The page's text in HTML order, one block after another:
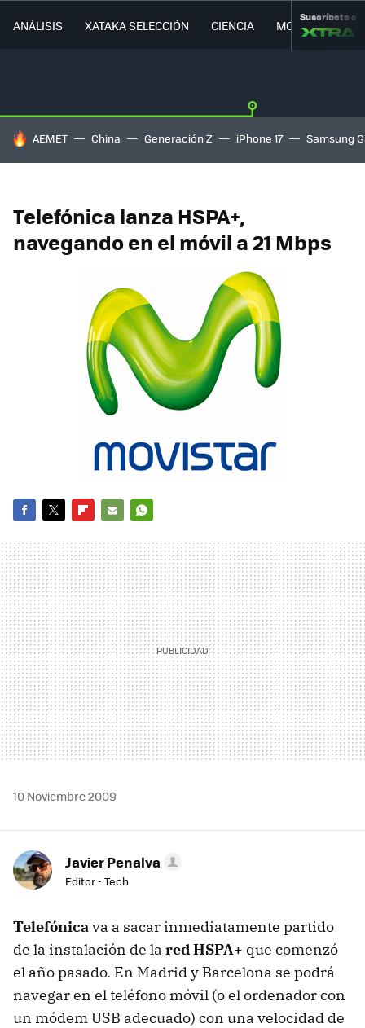
ANÁLISIS XATAKA SELECCIÓN CIENCIA MOVILIDAD
Suscríbete a
HOY SE HABLA DE
AEMET China Generación Z iPhone 17 Samsung
Telefónica lanza HSPA+,
navegando en el móvil a 21 Mbps
MAIL
10 Noviembre 2009
Javier Penalva
Editor - Tech
Telefónicava a sacar inmediatamente partido
de la instalación de la red HSPA+ que comenzó
el año pasado. En Madrid y Barcelona se podrá
navegar en el teléfono móvil (o el ordenador con
un módemUSB adecuado) con una velocidad de